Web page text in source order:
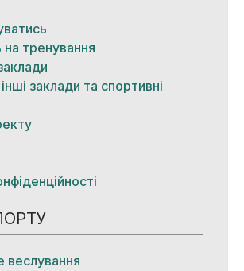
на тренування
заклади та спортивні
веслування